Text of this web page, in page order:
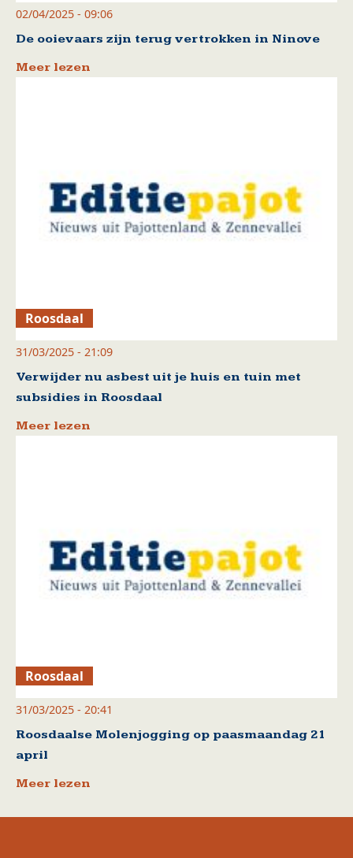
02/04/2025 - 09:06
De ooievaars zijn terug vertrokken in Ninove
Meer lezen
Roosdaal
31/03/2025 - 21:09
Verwijder nu asbest uit je huis en tuin met
subsidies in Roosdaal
Meer lezen
Roosdaal
31/03/2025 - 20:41
Roosdaalse Molenjogging op paasmaandag 21
april
Meer lezen